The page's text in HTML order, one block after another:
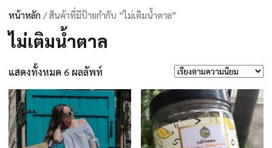
หน้าหลัก / สินค้าที่มีป้ายกำกับ “ไม่เติมน้ำตาล”
ไม่เติมน้ำตาล
แสดงทั้งหมด 6 ผลลัพท์